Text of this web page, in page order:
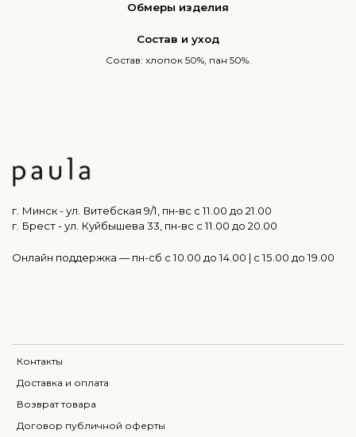
Обмеры изделия
Состав и уход
Состав: хлопок 50%, пан 50%.
Контакты
Доставка и оплата
Возврат товара
Договор публичной оферты
г. Минск - ул. Витебская 9/1, пн-вс с 11.00 до 21.00
г. Брест - ул. Куйбышева 33, пн-вс c 11.00 до 20.00
Онлайн поддержка — пн-сб с 10.00 до 14.00 | c 15.00 до 19.00